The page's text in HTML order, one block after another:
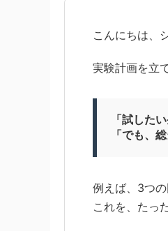
こんにちは、
実験計画を立
「試した
「でも、
例えば、3つ
これを、たっ